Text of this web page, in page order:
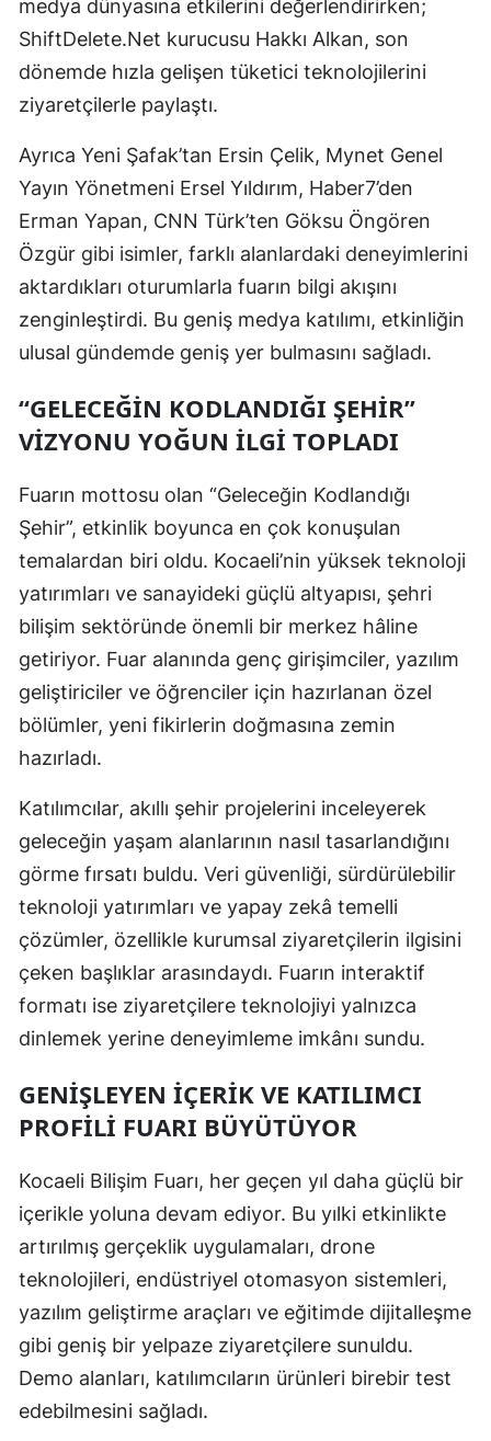
Samsun
Siirt
Sivas
Tekirdağ
Tokat
Tunceli
Şanlıurfa
Uşak
Van
Yozgat
Zonguldak
Aksaray
Bayburt
Batman
Şırnak
Bartın
Ardahan
Iğdır
Yalova
Kilis
Düzce
medya dünyasına etkilerini değerlendirirken;
ShiftDelete.Net kurucusu Hakkı Alkan, son
dönemde hızla gelişen tüketici teknolojilerini
ziyaretçilerle paylaştı.
Ayrıca Yeni Şafak’tan Ersin Çelik, Mynet Genel
Yayın Yönetmeni Ersel Yıldırım, Haber7’den
Erman Yapan, CNN Türk’ten Göksu Öngören
Özgür gibi isimler, farklı alanlardaki deneyimlerini
aktardıkları oturumlarla fuarın bilgi akışını
zenginleştirdi. Bu geniş medya katılımı, etkinliğin
ulusal gündemde geniş yer bulmasını sağladı.
“GELECEĞIN KODLANDIĞI ŞEHIR”
VIZYONU YOĞUN İLGI TOPLADI
Fuarın mottosu olan “Geleceğin Kodlandığı
Şehir”, etkinlik boyunca en çok konuşulan
temalardan biri oldu. Kocaeli’nin yüksek teknoloji
yatırımları ve sanayideki güçlü altyapısı, şehri
bilişim sektöründe önemli bir merkez hâline
getiriyor. Fuar alanında genç girişimciler, yazılım
geliştiriciler ve öğrenciler için hazırlanan özel
bölümler, yeni fikirlerin doğmasına zemin
hazırladı.
Katılımcılar, akıllı şehir projelerini inceleyerek
geleceğin yaşam alanlarının nasıl tasarlandığını
görme fırsatı buldu. Veri güvenliği, sürdürülebilir
teknoloji yatırımları ve yapay zekâ temelli
çözümler, özellikle kurumsal ziyaretçilerin ilgisini
çeken başlıklar arasındaydı. Fuarın interaktif
formatı ise ziyaretçilere teknolojiyi yalnızca
dinlemek yerine deneyimleme imkânı sundu.
GENIŞLEYEN İÇERIK VE KATILIMCI
PROFILI FUARI BÜYÜTÜYOR
Kocaeli Bilişim Fuarı, her geçen yıl daha güçlü bir
içerikle yoluna devam ediyor. Bu yılki etkinlikte
artırılmış gerçeklik uygulamaları, drone
teknolojileri, endüstriyel otomasyon sistemleri,
yazılım geliştirme araçları ve eğitimde dijitalleşme
gibi geniş bir yelpaze ziyaretçilere sunuldu.
Demo alanları, katılımcıların ürünleri birebir test
edebilmesini sağladı.